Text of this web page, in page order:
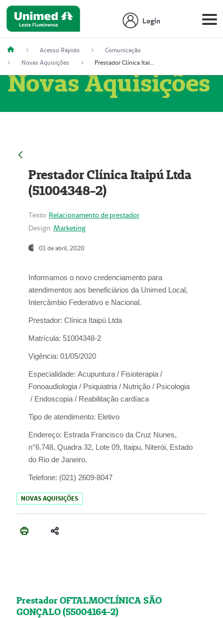
Login
Acesso Rápido
Comunicação
Novas Aquisições
Prestador Clínica Itaipú Ltda (51004348-2)
Novas Aquisições
Prestador Clínica Itaipú Ltda
(51004348-2)
Texto: Relacionamento de prestador
Design: Marketing
01 de abril, 2020
Informamos o novo credenciamento para
atendimentos aos beneficiários da Unimed Local,
Intercâmbio Federativo e Nacional.
Prestador: Clínica Itaipú Ltda
Matrícula: 51004348-2
Vigência: 01/05/2020
Especialidade: Acupuntura / Fisioterapia /
Fonoaudiologia / Psiquiatria / Nutrição / Psicologia
/ Endoscopia / Reabilitação cardíaca
Tipo de atendimento: Eletivo
Endereço: Estrada Francisco da Cruz Nunes,
n°6.748, Quadra 32, Lote 09, Itaipu, Niterói, Estado
do Rio de Janeiro.
Telefone: (021) 2609-8047
NOVAS AQUISIÇÕES
Prestador OFTALMOCLÍNICA SÃO
GONÇALO (55004164-2)